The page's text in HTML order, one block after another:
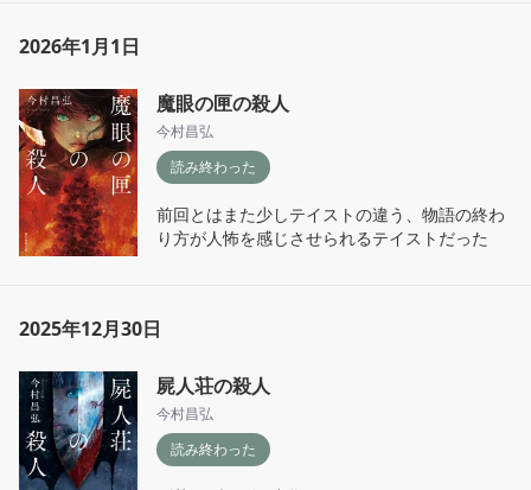
さかここに生きてくるだなんて 笑
求めるものに手を伸ばすことをやめてはいけな
い。弱いのならこれから強くなればいい。
2026年1月1日
魔眼の匣の殺人
今村昌弘
読み終わった
前回とはまた少しテイストの違う、物語の終わ
り方が人怖を感じさせられるテイストだった
2025年12月30日
屍人荘の殺人
今村昌弘
読み終わった